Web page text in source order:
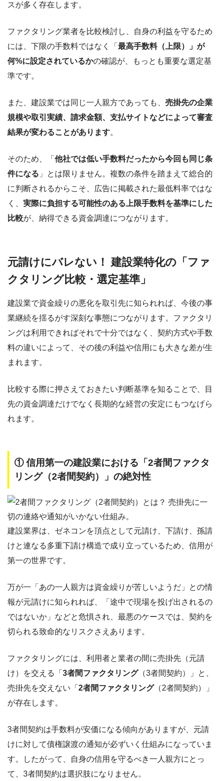
スが多く存在します。
ファクタリング業者を比較検討し、自身の利益を守るため
には、下限の手数料ではなく「 最高手数料（上限）」が
何%に設定されているかの確認が、もっとも重要な選定基
準です。
また、建設業では同じ一人親方であっても、 売掛先の企業
規模や取引実績、請求金額、支払サイトなどによって審査
結果が変わることがあります。
そのため、「 他社では低い手数料だったから今回も同じ条
件になる 」とは限りません。複数の条件を踏まえて総合的
に判断されるからこそ、広告に掲載された最低料率ではな
く、 実際に負担する可能性のある上限手数料を基準にした
比較が、納得できる資金調達につながります。
元請けにバレない！ 建設業特化の「ファ
クタリング比較・選定基準」
建設業で資金繰りの悪化を取引先に知られれば、今後の事
業継続を揺るがす深刻な事態につながります。ファクタリ
ングは利用できればそれで十分ではなく、契約方式や手数
料の違いによって、その後の利益や信用にも大きな差が生
まれます。
比較する際に押さえておきたい判断基準を知ることで、目
先の資金調達だけでなく長期的な経営の安定にもつなげら
れます。
① 信用第一の建設業における「2者間ファクタ
リング（2者間契約）」の絶対性
建設業界は、ゼネコンを頂点として元請け、下請け、孫請
けと連なる多重下請け構造で成り立っているため、信用が
第一の世界です。
万が一「あの一人親方は資金繰りが苦しいようだ」との情
報が元請けに知られれば、「途中で現場を投げ出されるの
ではないか」などと危惧され、最悪のケースでは、契約を
切られる致命的なリスクさえあります。
ファクタリングには、利用者と業者の間に売掛先（元請
け）を交える「 3者間ファクタリング（3者間契約）」と、
売掛先を交えない「 2者間ファクタリング（2者間契約）」
が存在します。
3者間契約は手数料が安価になる傾向がありますが、元請
けに対して債権譲渡の通知が必ずいく仕組みになっていま
す。したがって、自身の信用を守るべき一人親方にとっ
て、3者間契約は選択肢になりません。